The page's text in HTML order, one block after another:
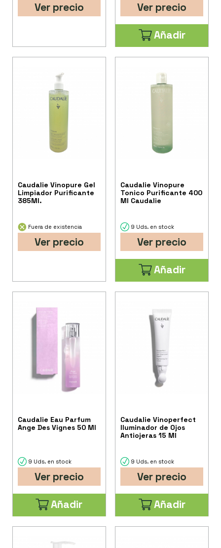
Ver precio Ver precio
Añadir
Caudalie Vinopure Gel
Limpiador Purificante
385Ml.
Fuera de existencia
Ver precio
Caudalie Vinopure
Tonico Purificante 400
Ml Caudalie
9 Uds. en stock
Ver precio
Añadir
Caudalie Eau Parfum
Ange Des Vignes 50 Ml
9 Uds. en stock
Ver precio
Añadir
Caudalie Vinoperfect
Iluminador de Ojos
Antiojeras 15 Ml
9 Uds. en stock
Ver precio
Añadir